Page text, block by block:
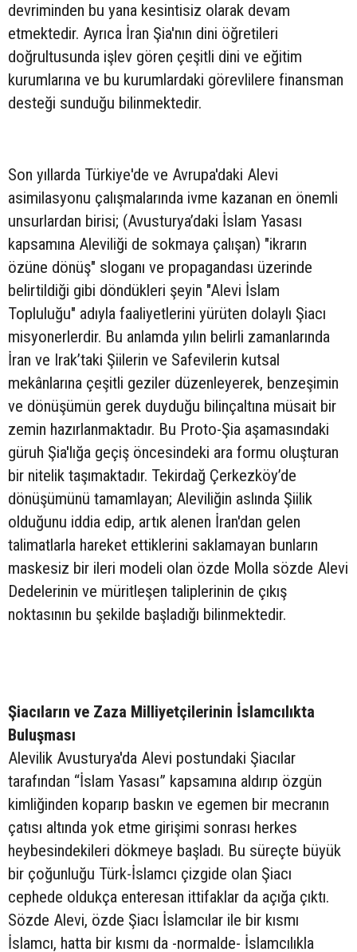
devriminden bu yana kesintisiz olarak devam
etmektedir. Ayrıca İran Şia'nın dini öğretileri
doğrultusunda işlev gören çeşitli dini ve eğitim
kurumlarına ve bu kurumlardaki görevlilere finansman
desteği sunduğu bilinmektedir.
Son yıllarda Türkiye'de ve Avrupa'daki Alevi
asimilasyonu çalışmalarında ivme kazanan en önemli
unsurlardan birisi; (Avusturya’daki İslam Yasası
kapsamına Aleviliği de sokmaya çalışan) "ikrarın
özüne dönüş" sloganı ve propagandası üzerinde
belirtildiği gibi döndükleri şeyin "Alevi İslam
Topluluğu" adıyla faaliyetlerini yürüten dolaylı Şiacı
misyonerlerdir. Bu anlamda yılın belirli zamanlarında
İran ve Irak’taki Şiilerin ve Safevilerin kutsal
mekânlarına çeşitli geziler düzenleyerek, benzeşimin
ve dönüşümün gerek duyduğu bilinçaltına müsait bir
zemin hazırlanmaktadır. Bu Proto-Şia aşamasındaki
güruh Şia'lığa geçiş öncesindeki ara formu oluşturan
bir nitelik taşımaktadır. Tekirdağ Çerkezköy’de
dönüşümünü tamamlayan; Aleviliğin aslında Şiilik
olduğunu iddia edip, artık alenen İran'dan gelen
talimatlarla hareket ettiklerini saklamayan bunların
maskesiz bir ileri modeli olan özde Molla sözde Alevi
Dedelerinin ve müritleşen taliplerinin de çıkış
noktasının bu şekilde başladığı bilinmektedir.
Şiacıların ve Zaza Milliyetçilerinin İslamcılıkta
Buluşması
Alevilik Avusturya'da Alevi postundaki Şiacılar
tarafından “İslam Yasası” kapsamına aldırıp özgün
kimliğinden koparıp baskın ve egemen bir mecranın
çatısı altında yok etme girişimi sonrası herkes
heybesindekileri dökmeye başladı. Bu süreçte büyük
bir çoğunluğu Türk-İslamcı çizgide olan Şiacı
cephede oldukça enteresan ittifaklar da açığa çıktı.
Sözde Alevi, özde Şiacı İslamcılar ile bir kısmı
İslamcı, hatta bir kısmı da -normalde- İslamcılıkla